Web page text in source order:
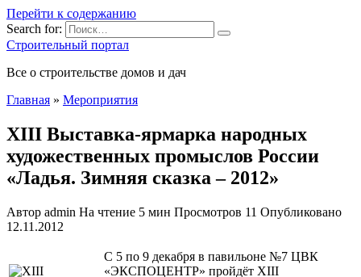
Перейти к содержанию
Search for:
Строительный портал
Все о строительстве домов и дач
Главная » Мероприятия
XIII Выставка-ярмарка народных
художественных промыслов России
«Ладья. Зимняя сказка – 2012»
Автор admin На чтение 5 мин Просмотров 11 Опубликовано
12.11.2012
С 5 по 9 декабря в павильоне №7 ЦВК
«ЭКСПОЦЕНТР» пройдёт XIII